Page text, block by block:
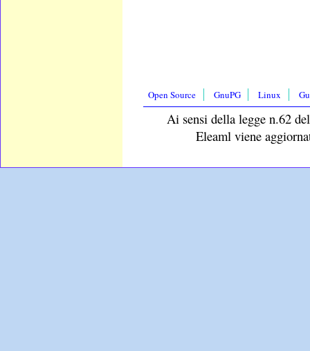
Open Source GnuPG Linux
Ai sensi della legge n.62
Eleaml viene